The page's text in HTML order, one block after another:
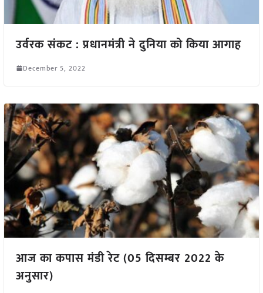
उर्वरक संकट : प्रधानमंत्री ने दुनिया को किया आगाह
December 5, 2022
आज का कपास मंडी रेट (05 दिसम्बर 2022 के
अनुसार)